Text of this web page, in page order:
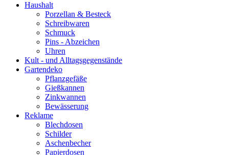
Haushalt
Porzellan & Besteck
Schreibwaren
Schmuck
Pins - Abzeichen
Uhren
Kult - und Alltagsgegenstände
Gartendeko
Pflanzgefäße
Gießkannen
Zinkwannen
Bewässerung
Reklame
Blechdosen
Schilder
Aschenbecher
Papierdosen